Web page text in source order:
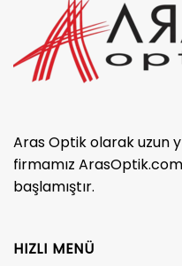
Aras Optik olarak uzun
firmamız
başlamıştır.
HIZLI MENÜ